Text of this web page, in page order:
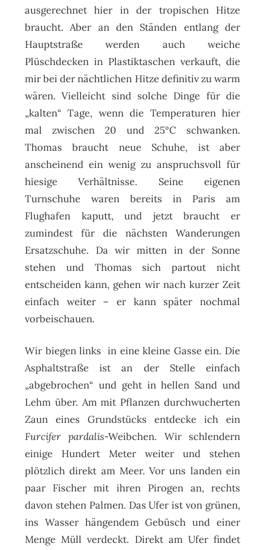
ausgerechnet hier in der tropischen Hitze
braucht. Aber an den Ständen entlang der
Hauptstraße werden auch weiche
Plüschdecken in Plastiktaschen verkauft, die
mir bei der nächtlichen Hitze definitiv zu warm
wären. Vielleicht sind solche Dinge für die
„kalten“ Tage, wenn die Temperaturen hier
mal zwischen 20 und 25°C schwanken.
Thomas braucht neue Schuhe, ist aber
anscheinend ein wenig zu anspruchsvoll für
hiesige Verhältnisse. Seine eigenen
Turnschuhe waren bereits in Paris am
Flughafen kaputt, und jetzt braucht er
zumindest für die nächsten Wanderungen
Ersatzschuhe. Da wir mitten in der Sonne
stehen und Thomas sich partout nicht
entscheiden kann, gehen wir nach kurzer Zeit
einfach weiter – er kann später nochmal
vorbeischauen.
Wir biegen links in eine kleine Gasse ein. Die
Asphaltstraße ist an der Stelle einfach
„abgebrochen“ und geht in hellen Sand und
Lehm über. Am mit Pflanzen durchwucherten
Zaun eines Grundstücks entdecke ich ein
Furcifer pardalis-Weibchen. Wir schlendern
einige Hundert Meter weiter und stehen
plötzlich direkt am Meer. Vor uns landen ein
paar Fischer mit ihren Pirogen an, rechts
davon stehen Palmen. Das Ufer ist von grünen,
ins Wasser hängendem Gebüsch und einer
Menge Müll verdeckt. Direkt am Ufer findet